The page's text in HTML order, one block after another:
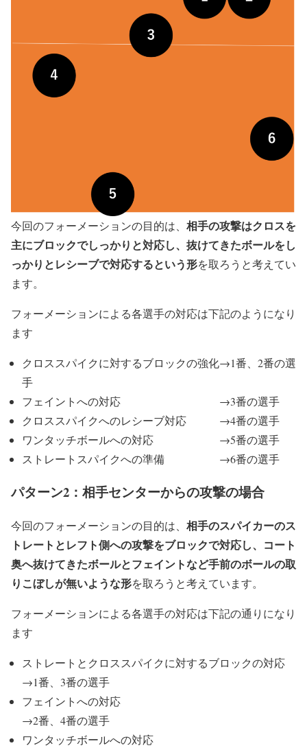
今回のフォーメーションの目的は、 相手の攻撃はクロスを
主にブロックでしっかりと対応し、抜けてきたボールをし
っかりとレシーブで対応するという形を取ろうと考えてい
ます。
フォーメーションによる各選手の対応は下記のようになり
ます
クロススパイクに対するブロックの強化→1番、2番の選
手
フェイントへの対応 →3番の選手
クロススパイクへのレシーブ対応 →4番の選手
ワンタッチボールへの対応 →5番の選手
ストレートスパイクへの準備 →6番の選手
パターン2：相手センターからの攻撃の場合
今回のフォーメーションの目的は、 相手のスパイカーのス
トレートとレフト側への攻撃をブロックで対応し、コート
奥へ抜けてきたボールとフェイントなど手前のボールの取
りこぼしが無いような形を取ろうと考えています。
フォーメーションによる各選手の対応は下記の通りになり
ます
ストレートとクロススパイクに対するブロックの対応
→1番、3番の選手
フェイントへの対応
→2番、4番の選手
ワンタッチボールへの対応